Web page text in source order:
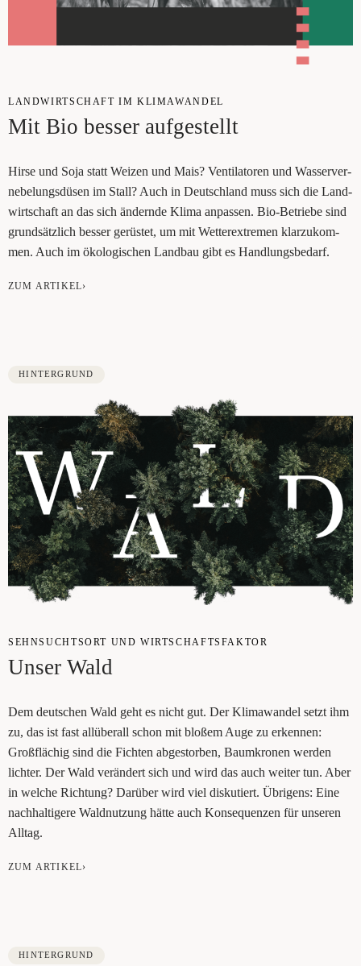
LAND­WIRT­SCHAFT IM KLI­MA­WAN­DEL
Mit Bio bes­ser aufgestellt
Hir­se und Soja statt Wei­zen und Mais? Ven­ti­la­to­ren und Was­ser­ver­
ne­be­lungs­dü­sen im Stall? Auch in Deutsch­land muss sich die Land­
wirt­schaft an das sich ändern­de Kli­ma anpas­sen. Bio-Betrie­be sind
grund­sätz­lich bes­ser gerüs­tet, um mit Wet­ter­ex­tre­men klar­zu­kom­
men. Auch im öko­lo­gi­schen Land­bau gibt es Handlungsbedarf.
ZUM ARTIKEL›
HINTERGRUND
SEHN­SUCHTS­ORT UND WIRT­SCHAFTS­FAK­TOR
Unser Wald
Dem deut­schen Wald geht es nicht gut. Der Kli­ma­wan­del setzt ihm
zu, das ist fast all­über­all schon mit blo­ßem Auge zu erken­nen:
Groß­flä­chig sind die Fich­ten abge­stor­ben, Baum­kro­nen wer­den
lich­ter. Der Wald ver­än­dert sich und wird das auch wei­ter tun. Aber
in wel­che Rich­tung? Dar­über wird viel dis­ku­tiert. Übri­gens: Eine
nach­hal­ti­ge­re Wald­nut­zung hät­te auch Kon­se­quen­zen für unse­ren
Alltag.
ZUM ARTIKEL›
HINTERGRUND